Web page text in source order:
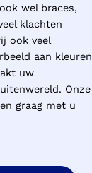
wel braces,
klachten
ook veel
aan kleuren
uw
Onze
graag met u